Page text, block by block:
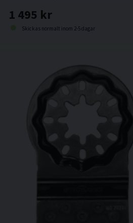
1 495 kr
Skickas normalt inom 2-5 dagar